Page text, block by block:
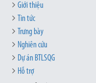
Giới thiệu
Tin tức
Trưng bày
Nghiên cứu
Dự án BTLSQG
Hỗ trợ